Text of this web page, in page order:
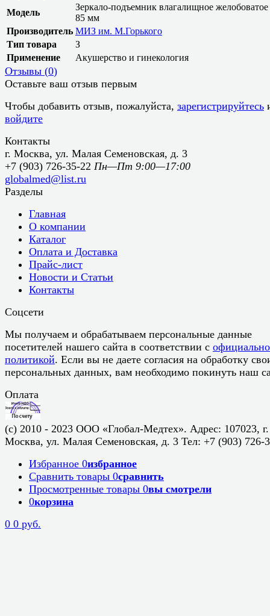
Модель
Зеркало-подъемник влагалищное
85 мм
Производитель МИЗ им. М.Горького
Тип товара
З
Применение
Акушерство и гинекология
Отзывы (0)
Оставьте ваш отзыв первым
Чтобы добавить отзыв, пожалуйста, зарегистрируйтесь
войдите
Контакты
г. Москва, ул. Малая Семеновская, д. 3
+7 (903) 726-35-22 Пн—Пт 9:00—17:00
globalmed@list.ru
Разделы
Главная
О компании
Каталог
Оплата и Доставка
Прайс-лист
Новости и Статьи
Контакты
Соцсети
Мы получаем и обрабатываем персональные данные
посетителей нашего сайта в соответствии с
политикой. Если вы не даете согласия на обработку
персональных данных, вам необходимо покинуть наш
Оплата
(c) 2010 - 2023 ООО «Глобал-Медтех». Адрес: 107023, г.
Москва, ул. Малая Семеновская, д. 3 Тел: +7 (903) 726-
Избранное 0избранное
Сравнить товары 0сравнить
Просмотренные товары 0вы смотрели
0корзина
0 0 руб.